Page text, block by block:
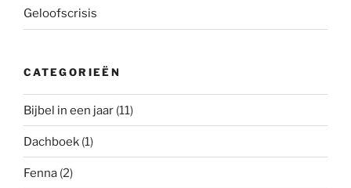
Geloofscrisis
CATEGORIEËN
Bijbel in een jaar (11)
Dachboek (1)
Fenna (2)